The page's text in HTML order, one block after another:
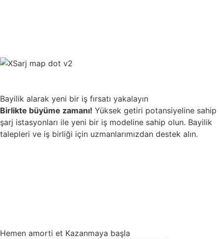
Bayilik alarak yeni bir iş fırsatı yakalayın
Birlikte büyüme zamanı! Yüksek getiri potansiyeline sahip
şarj istasyonları ile yeni bir iş modeline sahip olun. Bayilik
talepleri ve iş birliği için uzmanlarımızdan destek alın.
Hemen amorti et Kazanmaya başla